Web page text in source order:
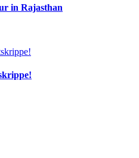
in Rajasthan